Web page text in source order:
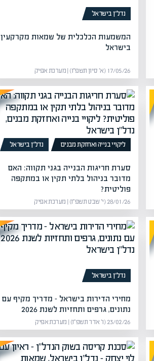
נדל”ן בישראל
המשמעות הכלכלית של שמאות מקרקעין
בישראל
17/05/26 (א׳ סיון תשפ״ו) | מערכת אפיק
ליקויי בנייה ואחזקת מבנים נדל”ן בישראל
סערת חריגות הבנייה בגני תקווה: האם
מדובר בניהול בלתי תקין או במתקפה
פוליטית?
28/01/26 (י׳ שבט תשפ״ו) | מערכת אפיק
נדל”ן בישראל
מחירי הדירות בישראל – מדריך מקיף עם
נתונים, גרפים ותחזיות לשנת 2026
23/02/26 (ו׳ אדר תשפ״ו) | מערכת אפיק